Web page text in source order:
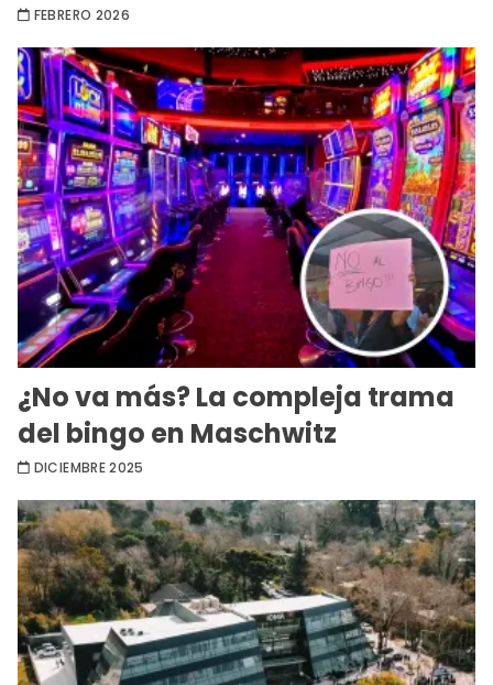
FEBRERO 2026
¿No va más? La compleja trama
del bingo en Maschwitz
DICIEMBRE 2025